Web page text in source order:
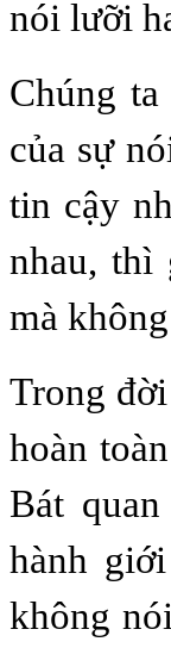
nói lưỡi
Chúng
của sự
tin cậy
nhau, thì
mà
Trong
hoàn
Bát
hành
không